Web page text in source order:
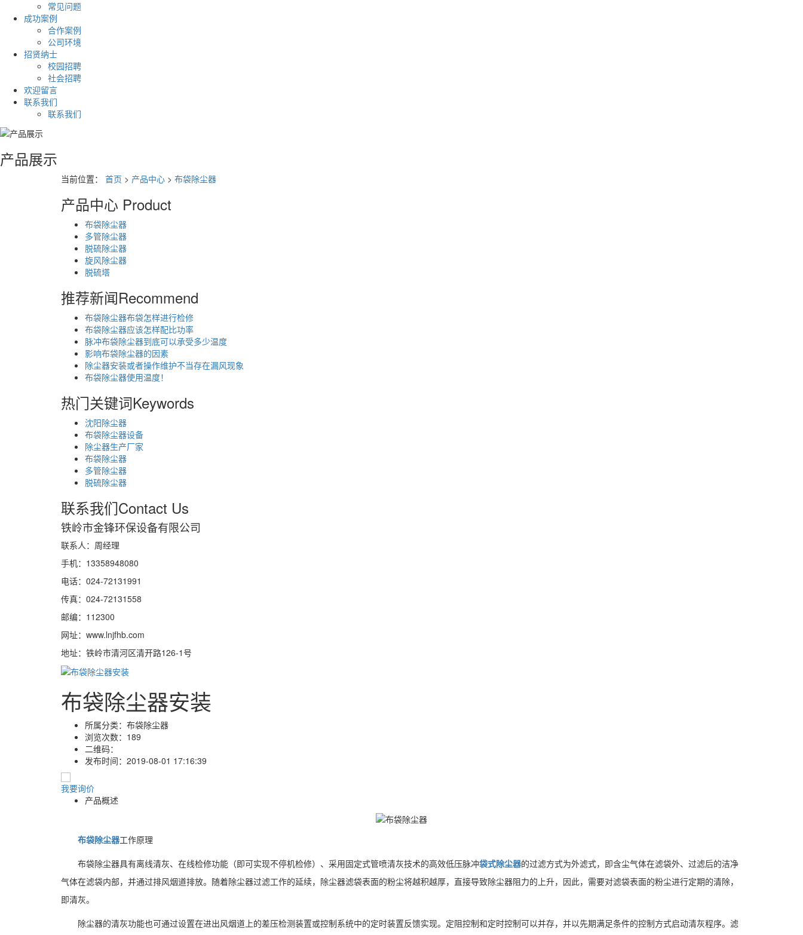
常见问题
成功案例
合作案例
公司环境
招贤纳士
校园招聘
社会招聘
欢迎留言
联系我们
联系我们
产品展示
当前位置： 首页 > 产品中心 > 布袋除尘器
产品中心 Product
布袋除尘器
多管除尘器
脱硫除尘器
旋风除尘器
脱硫塔
推荐新闻Recommend
布袋除尘器布袋怎样进行检修
布袋除尘器应该怎样配比功率
脉冲布袋除尘器到底可以承受多少温度
影响布袋除尘器的因素
除尘器安装或者操作维护不当存在漏风现象
布袋除尘器使用温度！
热门关键词Keywords
沈阳除尘器
布袋除尘器设备
除尘器生产厂家
布袋除尘器
多管除尘器
脱硫除尘器
联系我们Contact Us
铁岭市金锋环保设备有限公司
联系人：周经理
手机：13358948080
电话：024-72131991
传真：024-72131558
邮编：112300
网址：www.lnjfhb.com
地址：铁岭市清河区清开路126-1号
布袋除尘器安装
所属分类： 布袋除尘器
浏览次数： 189
二维码：
发布时间： 2019-08-01 17:16:39
我要询价
产品概述
布袋除尘器工作原理
布袋除尘器具有离线清灰、在线检修功能（即可实现不停机检修）、采用固定式管喷清灰技术的高效低压脉冲袋式除尘器的过滤方式为外滤式，即含尘气体在滤袋外、过滤后的洁净
气体在滤袋内部，并通过排风烟道排放。随着除尘器过滤工作的延续，除尘器滤袋表面的粉尘将越积越厚，直接导致除尘器阻力的上升，因此，需要对滤袋表面的粉尘进行定期的清除，
即清灰。
除尘器的清灰功能也可通过设置在进出风烟道上的差压检测装置或控制系统中的定时装置反馈实现。定阻控制和定时控制可以并存，并以先期满足条件的控制方式启动清灰程序。滤